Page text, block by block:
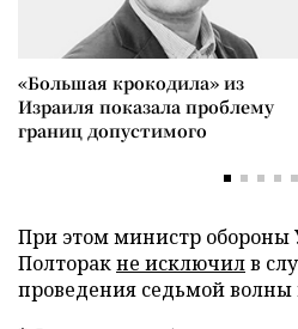
«Большая крокодила» из
Израиля показала проблему
границ допустимого
При этом министр обороны
Полторакне исключилв
проведения седьмой